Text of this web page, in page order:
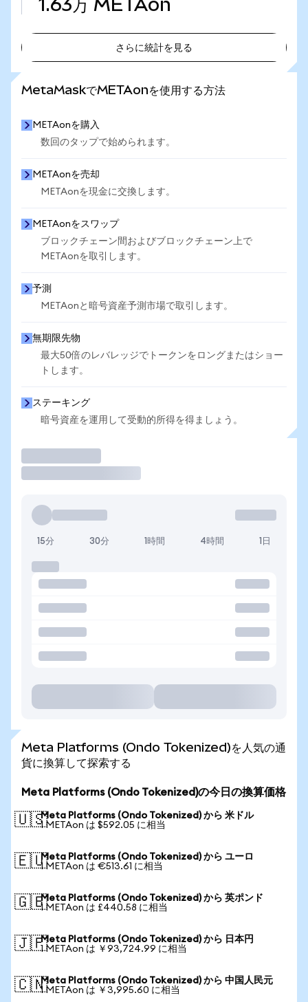
1.63万 METAon
さらに統計を見る
MetaMaskでMETAonを使用する方法
METAonを購入
数回のタップで始められます。
METAonを売却
METAonを現金に交換します。
METAonをスワップ
ブロックチェーン間およびブロックチェーン上で
METAonを取引します。
予測
METAonと暗号資産予測市場で取引します。
無期限先物
最大50倍のレバレッジでトークンをロングまたはショー
トします。
ステーキング
暗号資産を運用して受動的所得を得ましょう。
15分 30分 1時間 4時間 1日
Meta Platforms (Ondo Tokenized)を人気の通
貨に換算して探索する
Meta Platforms (Ondo Tokenized)の今日の換算価格
🇺🇸Meta Platforms (Ondo Tokenized) から 米ドル
1 METAon は $592.05 に相当
🇪🇺Meta Platforms (Ondo Tokenized) から ユーロ
1 METAon は €513.61 に相当
🇬🇧Meta Platforms (Ondo Tokenized) から 英ポンド
1 METAon は £440.58 に相当
🇯🇵Meta Platforms (Ondo Tokenized) から 日本円
1 METAon は ￥93,724.99 に相当
🇨🇳Meta Platforms (Ondo Tokenized) から 中国人民元
1 METAon は ￥3,995.60 に相当